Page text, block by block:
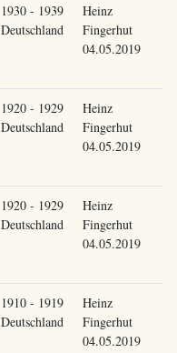
1930 - 1939
Deutschland
Heinz
Fingerhut
04.05.2019
1920 - 1929
Deutschland
Heinz
Fingerhut
04.05.2019
1920 - 1929
Deutschland
Heinz
Fingerhut
04.05.2019
1910 - 1919
Deutschland
Heinz
Fingerhut
04.05.2019